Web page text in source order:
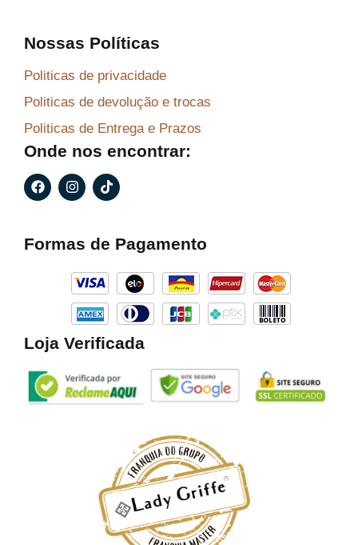
Nossas Políticas
Politicas de privacidade
Politicas de devolução e trocas
Politicas de Entrega e Prazos
Onde nos encontrar:
F
a
c
o
I
n
s
g
a
m
T
i
k
k
Formas de Pagamento
Loja Verificada